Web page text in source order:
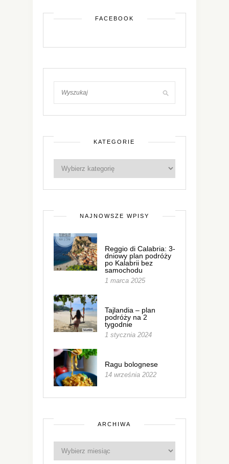
FACEBOOK
KATEGORIE
NAJNOWSZE WPISY
Reggio di Calabria: 3-
dniowy plan podróży
po Kalabrii bez
samochodu
1 marca 2025
Tajlandia – plan
podróży na 2
tygodnie
1 stycznia 2024
Ragu bolognese
14 września 2022
ARCHIWA